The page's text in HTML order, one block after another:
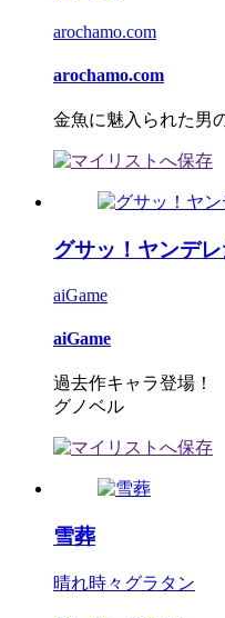
arochamo.com
arochamo.com
金魚に魅入られた男
グサッ！ヤンデ
aiGame
aiGame
過去作キャラ登場！
グノベル
雪葬
晴れ時々グラタン